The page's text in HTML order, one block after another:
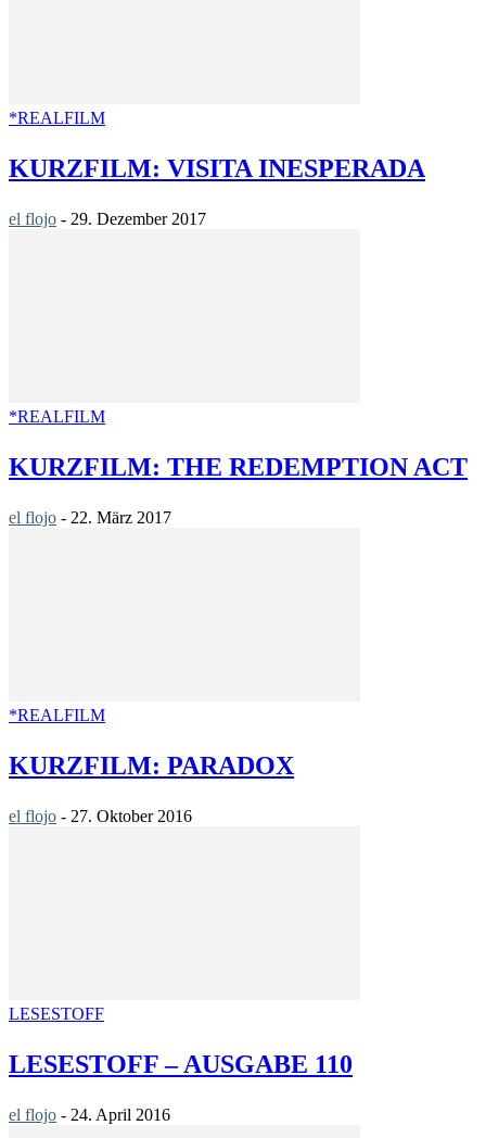
*REALFILM
KURZFILM: VISITA INESPERADA
el flojo - 29. Dezember 2017
*REALFILM
KURZFILM: THE REDEMPTION ACT
el flojo - 22. März 2017
*REALFILM
KURZFILM: PARADOX
el flojo - 27. Oktober 2016
LESESTOFF
LESESTOFF – AUSGABE 110
el flojo - 24. April 2016